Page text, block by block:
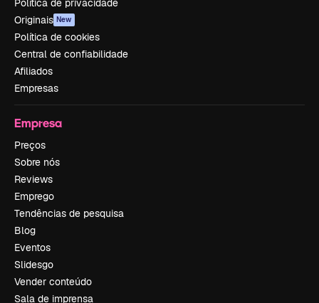
Política de privacidade
Originais New
Política de cookies
Central de confiabilidade
Afiliados
Empresas
Empresa
Preços
Sobre nós
Reviews
Emprego
Tendências de pesquisa
Blog
Eventos
Slidesgo
Vender conteúdo
Sala de imprensa